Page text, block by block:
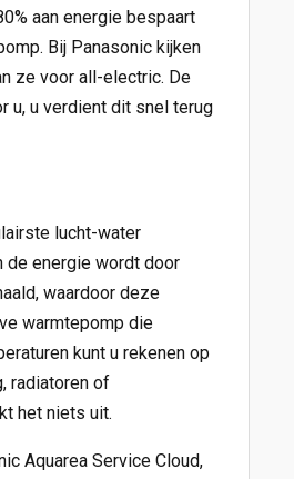
aan energie bespaart
Bij Panasonic kijken
ze voor all-electric. De
u, u verdient dit snel terug
lucht-water
de energie wordt door
waardoor deze
warmtepomp die
kunt u rekenen op
radiatoren of
het niets uit.
Aquarea Service Cloud,